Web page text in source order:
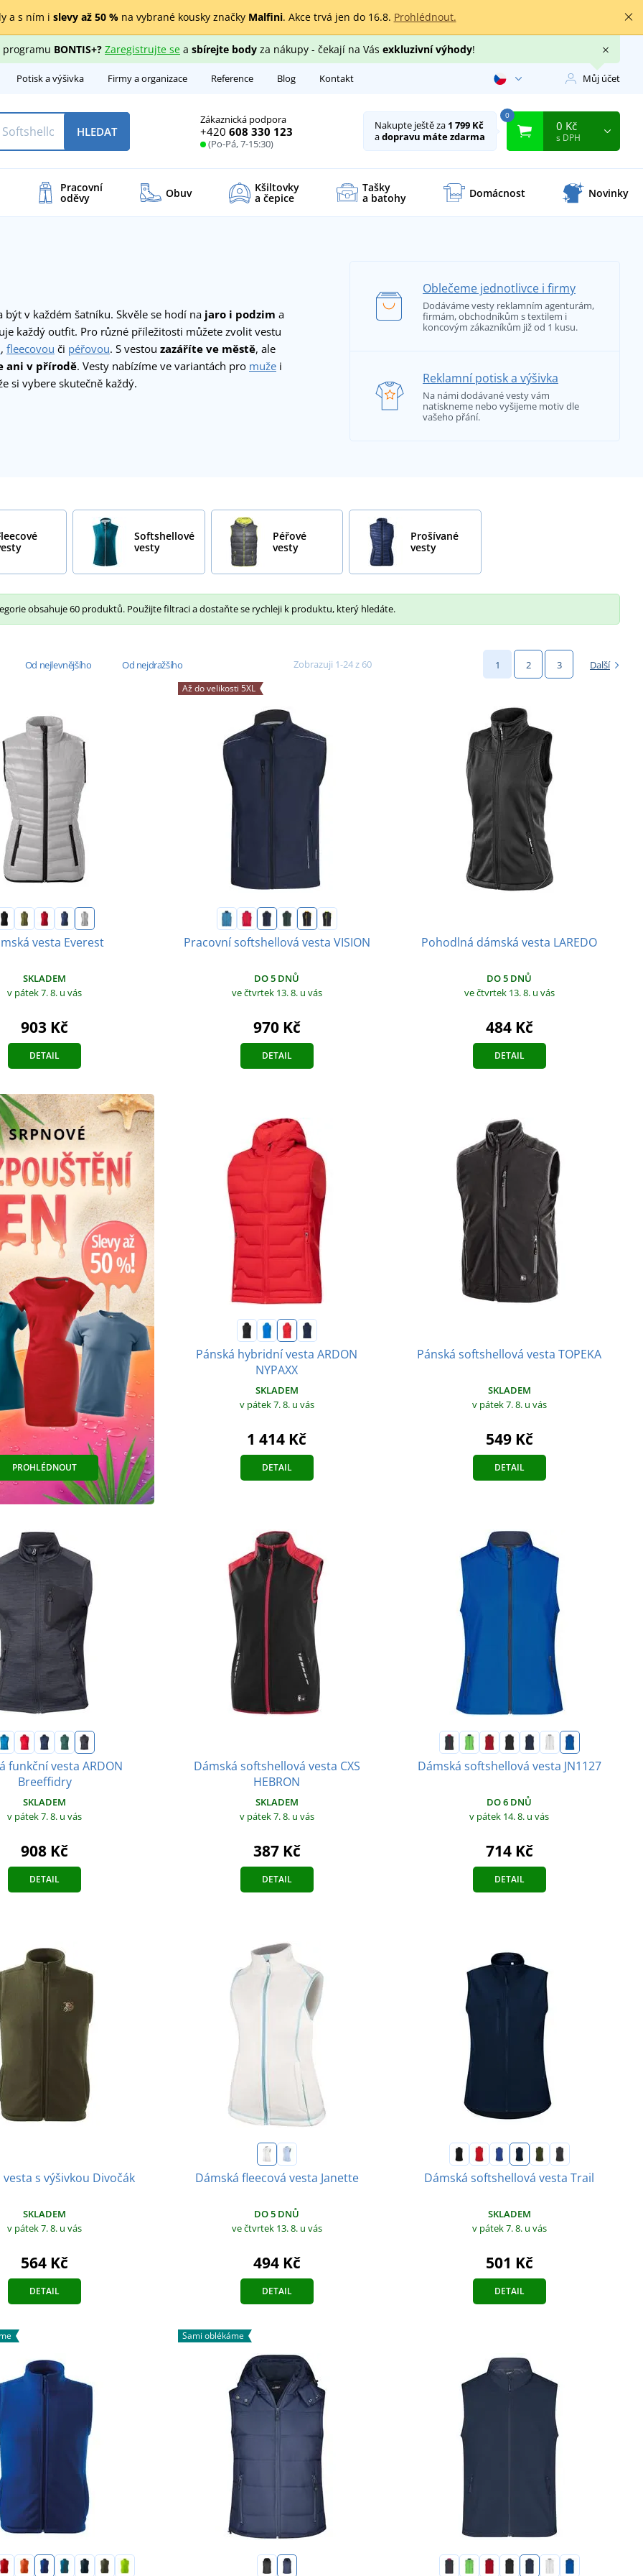
a s ním i slevy až 50 %na vybrané kousky značky Malfini. Akce trvá jen do 16.8. Prohlédnout.
programu BONTIS+? Zaregistrujte sea sbírejte bodyza nákupy - čekají na Vás exkluzivní výhody!
Potisk a výšivka Firmy a organizace Reference Blog Kontakt Můj účet
Zákaznická podpora
+420 608 330 123
(Po-Pá, 7-15:30)
HLEDAT Nakupte ještě za 1 799 Kč
adopravu máte zdarma
0
0 Kč
s DPH
Pracovní
oděvy Obuv Kšiltovky
a čepice
Tašky
a batohy Domácnost Novinky
být v každém šatníku. Skvěle se hodí na jaro i podzim a
každý outfit. Pro různé příležitosti můžete zvolit vestu
, fleecovou či péřovou. S vestou zazáříte ve městě, ale
ani v přírodě. Vesty nabízíme ve variantách pro muže i
si vybere skutečně každý.
Oblečeme jednotlivce i firmy
Dodáváme vesty reklamním agenturám,
firmám, obchodníkům s textilem i
koncovým zákazníkům již od 1 kusu.
Reklamní potisk a výšivka
Na námi dodávané vesty vám
natiskneme nebo vyšijeme motiv dle
vašeho přání.
Softshellové
vesty
Péřové
vesty
Prošívané
vesty
obsahuje 60 produktů. Použijte filtraci a dostaňte se rychleji k produktu, který hledáte.
Od nejlevnějšího Od nejdražšího Zobrazuji 1-24 z 60 1 2 3 Další
vesta Everest
SKLADEM
v pátek 7. 8. u vás
903 Kč
DETAIL
Až do velikosti 5XL
Pracovní softshellová vesta VISION
DO 5 DNŮ
ve čtvrtek 13. 8. u vás
970 Kč
DETAIL
Pohodlná dámská vesta LAREDO
DO 5 DNŮ
ve čtvrtek 13. 8. u vás
484 Kč
DETAIL
PROHLÉDNOUT
Pánská hybridní vesta ARDON
NYPAXX
SKLADEM
v pátek 7. 8. u vás
1 414 Kč
DETAIL
Pánská softshellová vesta TOPEKA
SKLADEM
v pátek 7. 8. u vás
549 Kč
DETAIL
funkční vesta ARDON
Breeffidry
SKLADEM
v pátek 7. 8. u vás
908 Kč
DETAIL
Dámská softshellová vesta CXS
HEBRON
SKLADEM
v pátek 7. 8. u vás
387 Kč
DETAIL
Dámská softshellová vesta JN1127
DO 6 DNŮ
v pátek 14. 8. u vás
714 Kč
DETAIL
vesta s výšivkou Divočák
SKLADEM
v pátek 7. 8. u vás
564 Kč
DETAIL
Dámská fleecová vesta Janette
DO 5 DNŮ
ve čtvrtek 13. 8. u vás
494 Kč
DETAIL
Dámská softshellová vesta Trail
SKLADEM
v pátek 7. 8. u vás
501 Kč
DETAIL
Sami oblékáme